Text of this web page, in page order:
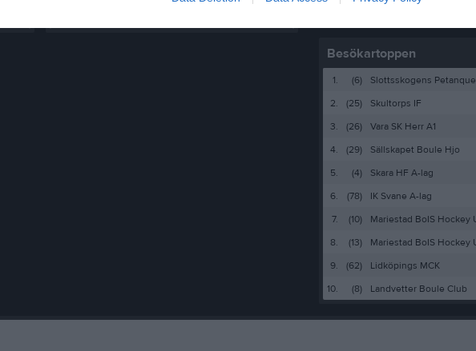
Logga in som administratör och skapa ert första
Instagram:
Besökartoppen
1. (6)
Slottsskogens
2.
(25)
Skultorps IF
3.
(26)
Vara SK Herr A1
4.
(29)
Sällskapet Boule Hjo
5.
(4)
Skara HF A-lag
6.
(78)
IK Svane A-lag
7.
(10)
Mariestad BoIS Hockey
8.
(13)
Mariestad BoIS Hockey
9.
(62)
Lidköpings MCK
10.
(8) Landvetter Boule Club